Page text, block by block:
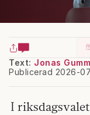
Text: Jonas
Publicerad 2026-
I